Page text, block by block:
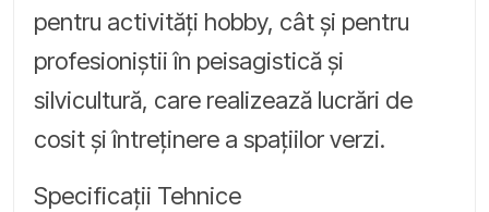
pentru activități hobby, cât și pentru
profesioniștii în peisagistică și
silvicultură, care realizează lucrări de
cosit și întreținere a spațiilor verzi.
Specificații Tehnice